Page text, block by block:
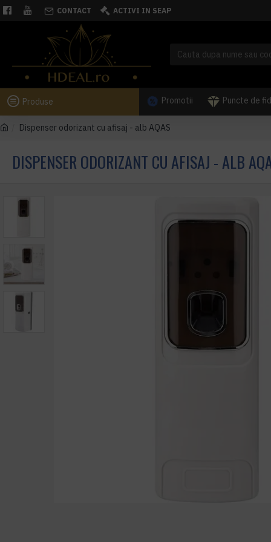
CONTACT ACTIVI IN SEAP
Produse Promotii Puncte de
Dispenser odorizant cu afisaj - alb AQAS
DISPENSER ODORIZANT CU AFISAJ - ALB